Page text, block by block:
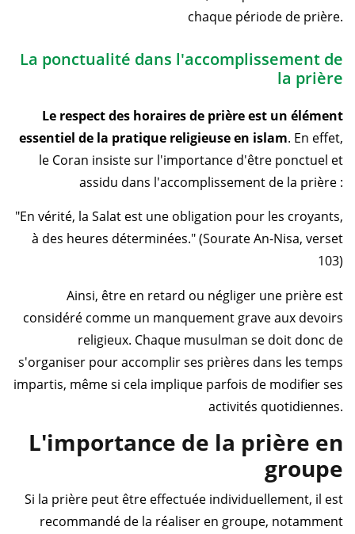
chaque période de prière.
La ponctualité dans l'accomplissement de
la prière
Le respect des horaires de prière est un élément
essentiel de la pratique religieuse en islam. En effet,
le Coran insiste sur l'importance d'être ponctuel et
assidu dans l'accomplissement de la prière :
"En vérité, la Salat est une obligation pour les croyants,
à des heures déterminées." (Sourate An-Nisa, verset
103)
Ainsi, être en retard ou négliger une prière est
considéré comme un manquement grave aux devoirs
religieux. Chaque musulman se doit donc de
s'organiser pour accomplir ses prières dans les temps
impartis, même si cela implique parfois de modifier ses
activités quotidiennes.
L'importance de la prière en
groupe
Si la prière peut être effectuée individuellement, il est
recommandé de la réaliser en groupe, notamment